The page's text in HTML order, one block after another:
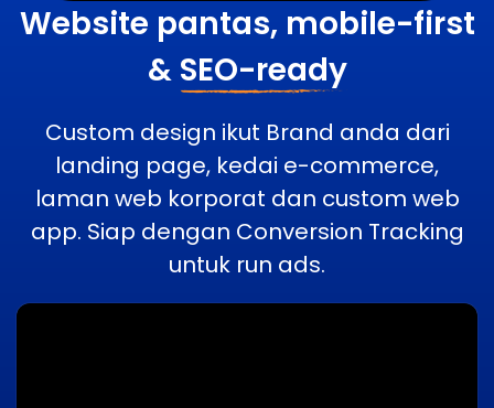
Website pantas, mobile-first
& SEO-ready
Custom design ikut Brand anda dari
landing page, kedai e-commerce,
laman web korporat dan custom web
app. Siap dengan Conversion Tracking
untuk run ads.